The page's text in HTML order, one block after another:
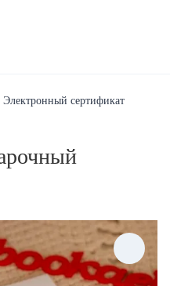
Электронный сертификат